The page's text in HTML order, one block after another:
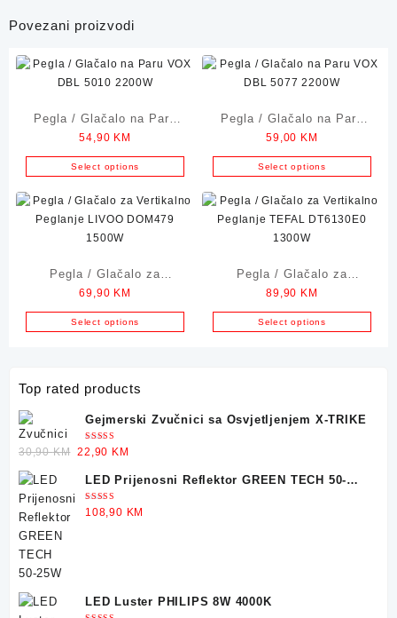
Povezani proizvodi
Pegla / Glačalo na Paru
VOX DBL 5010 2200W
54,90 KM
Select options
Pegla / Glačalo na Paru
VOX DBL 5077 2200W
59,00 KM
Select options
Pegla / Glačalo za
Vertikalno Peglanje LIVOO
DOM479 1500W
69,90 KM
Select options
Pegla / Glačalo za
Vertikalno Peglanje TEFAL
DT6130E0 1300W
89,90 KM
Select options
Top rated products
Gejmerski Zvučnici sa Osvjetljenjem X-TRIKE
Ocjenjeno
5.00 od 5
30,90KM Original
was:
30,90 KM.
22,90 KM
is:
22,90 KM.
LED Prijenosni Reflektor GREEN TECH 50-
25W
Ocjenjeno
5.00od 5
108,90 KM
LED Luster PHILIPS 8W 4000K